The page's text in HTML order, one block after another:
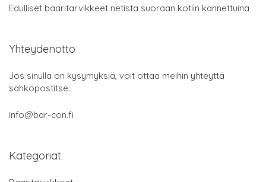
Edulliset baaritarvikkeet netistä suoraan kotiin kannettuina
Yhteydenotto
Jos sinulla on kysymyksiä, voit ottaa meihin yhteyttä
sähköpostitse:
info@bar-con.fi
Kategoriat